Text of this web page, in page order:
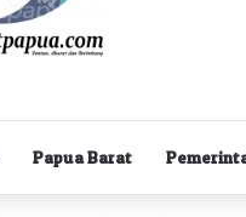
Papua Barat